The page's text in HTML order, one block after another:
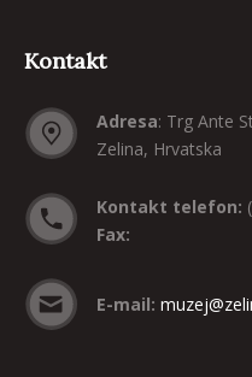
Kontakt
Adresa: Trg Ante
Zelina, Hrvatska
Kontakt telefon:
Fax:
E-mail: